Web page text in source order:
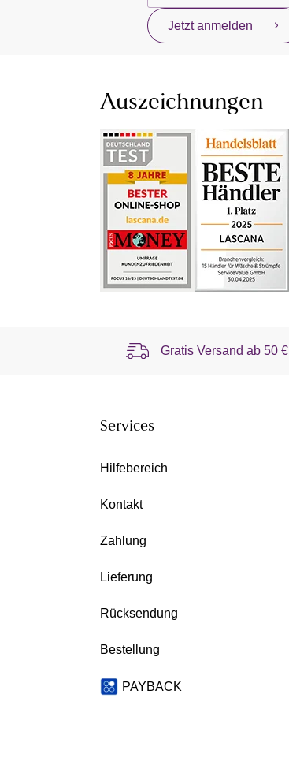
Jetzt anmelden
Auszeichnungen
Gratis Versand ab50 €
Services
Hilfebereich
Kontakt
Zahlung
Lieferung
Rücksendung
Bestellung
PAYBACK